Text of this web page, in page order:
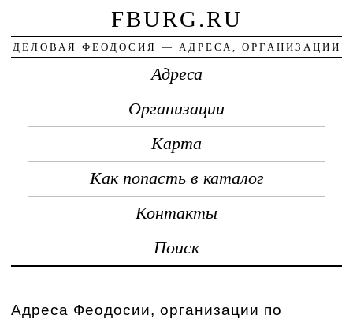
FBURG.RU
ДЕЛОВАЯ ФЕОДОСИЯ — АДРЕСА, ОРГАНИЗАЦИИ
Адреса
Организации
Карта
Как попасть в каталог
Контакты
Поиск
Адреса Феодосии, организации по